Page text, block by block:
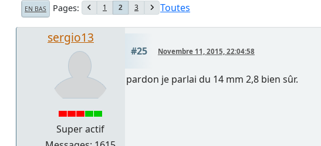
EN BAS Pages 1 2 3 Toutes
sergio13
Super actif
#25 Novembre 11, 2015, 22:04:58
pardon je parlai du 14 mm 2,8 bien sûr.